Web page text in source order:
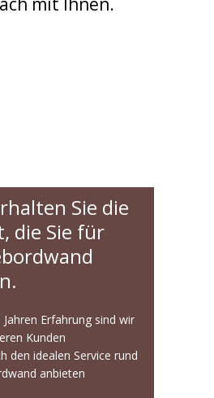
Sie die
die Sie für
Erfahrung sind wir
Kunden
den idealen Service rund
anbieten